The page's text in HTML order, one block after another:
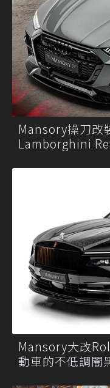
Mansory操刀
Lamborghini
Mansory大改
動車的不低調闇